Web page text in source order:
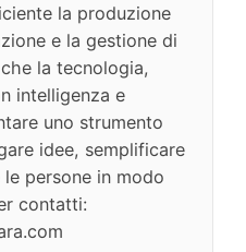
la produzione
e la gestione di
la tecnologia,
intelligenza e
uno strumento
idee, semplificare
persone in modo
contatti: